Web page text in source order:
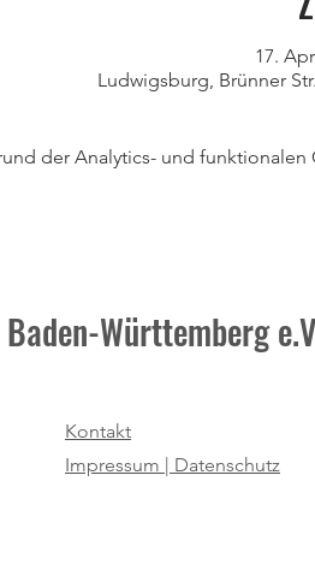
17.
Ludwigsburg, Brünner
der Analytics- und
Württemberg
Kontakt
Impressum | Datenschutz